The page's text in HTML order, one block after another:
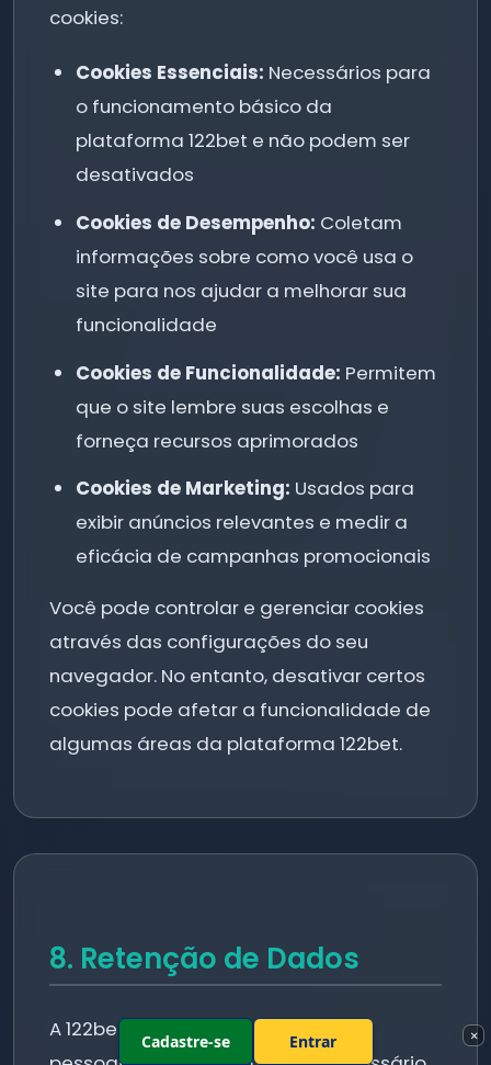
cookies:
Cookies Essenciais: Necessários para
o funcionamento básico da
plataforma 122bet e não podem ser
desativados
Cookies de Desempenho: Coletam
informações sobre como você usa o
site para nos ajudar a melhorar sua
funcionalidade
Cookies de Funcionalidade: Permitem
que o site lembre suas escolhas e
forneça recursos aprimorados
Cookies de Marketing: Usados para
exibir anúncios relevantes e medir a
eficácia de campanhas promocionais
Você pode controlar e gerenciar cookies
através das configurações do seu
navegador. No entanto, desativar certos
cookies pode afetar a funcionalidade de
algumas áreas da plataforma 122bet.
8. Retenção de Dados
A 122bet retém suas informações
×
Cadastre-se Entrar